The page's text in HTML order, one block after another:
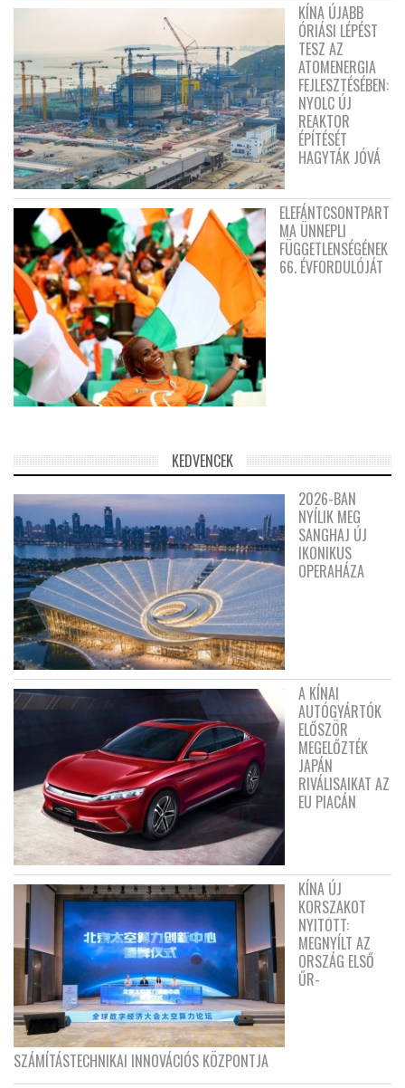
KÍNA ÚJABB
ÓRIÁSI LÉPÉST
TESZ AZ
ATOMENERGIA
FEJLESZTÉSÉBEN:
NYOLC ÚJ
REAKTOR
ÉPÍTÉSÉT
HAGYTÁK JÓVÁ
ELEFÁNTCSONTPART
MA ÜNNEPLI
FÜGGETLENSÉGÉNEK
66. ÉVFORDULÓJÁT
KEDVENCEK
2026-BAN
NYÍLIK MEG
SANGHAJ ÚJ
IKONIKUS
OPERAHÁZA
A KÍNAI
AUTÓGYÁRTÓK
ELŐSZÖR
MEGELŐZTÉK
JAPÁN
RIVÁLISAIKAT AZ
EU PIACÁN
KÍNA ÚJ
KORSZAKOT
NYITOTT:
MEGNYÍLT AZ
ORSZÁG ELSŐ
ŰR-
SZÁMÍTÁSTECHNIKAI INNOVÁCIÓS KÖZPONTJA